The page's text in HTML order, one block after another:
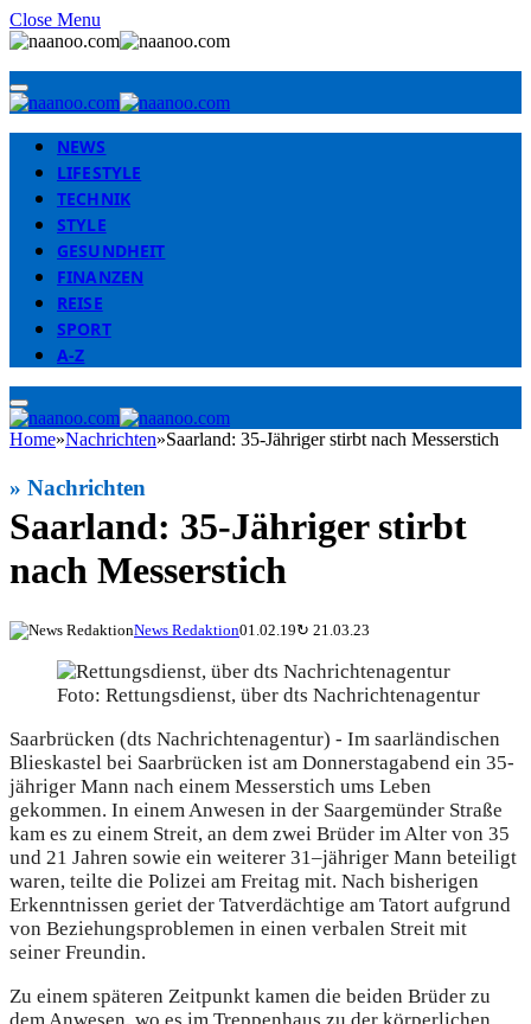
Close Menu
NEWS
LIFESTYLE
TECHNIK
STYLE
GESUNDHEIT
FINANZEN
REISE
SPORT
A-Z
Home»Nachrichten»Saarland: 35-Jähriger stirbt nach Messerstich
Saarland: 35-Jähriger stirbt
nach Messerstich
» Nachrichten
News Redaktion01.02.19↻ 21.03.23
Foto: Rettungsdienst, über dts Nachrichtenagentur
Saarbrücken (dts Nachrichtenagentur) - Im saarländischen
Blieskastel bei Saarbrücken ist am Donnerstagabend ein 35-
jähriger Mann nach einem Messerstich ums Leben
gekommen. In einem Anwesen in der Saargemünder Straße
kam es zu einem Streit, an dem zwei Brüder im Alter von 35
und 21 Jahren sowie ein weiterer 31–jähriger Mann beteiligt
waren, teilte die Polizei am Freitag mit. Nach bisherigen
Erkenntnissen geriet der Tatverdächtige am Tatort aufgrund
von Beziehungsproblemen in einen verbalen Streit mit
seiner Freundin.
Zu einem späteren Zeitpunkt kamen die beiden Brüder zu